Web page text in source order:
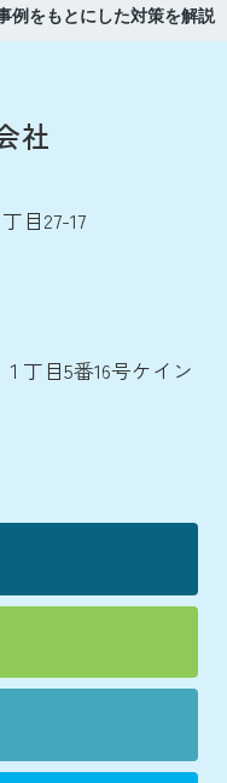
例をもとにした対策を解説
社
目27-17
丁目5番16号ケイン